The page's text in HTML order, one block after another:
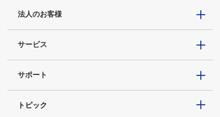
法人のお客様
サービス
サポート
トピック